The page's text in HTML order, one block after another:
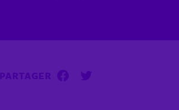
PARTAGER